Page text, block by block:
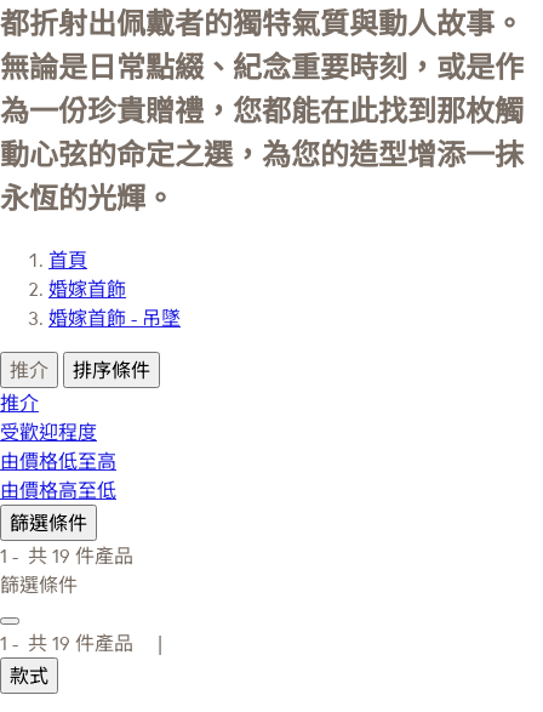
都折射出佩戴者的獨特氣質與動人故事。
無論是日常點綴、紀念重要時刻，或是作
為一份珍貴贈禮，您都能在此找到那枚觸
動心弦的命定之選，為您的造型增添一抹
永恆的光輝。
首頁
婚嫁首飾
婚嫁首飾 - 吊墜
推介
排序條件
推介
受歡迎程度
由價格低至高
由價格高至低
篩選條件
1 - 共 19 件產品
篩選條件
1 - 共 19 件產品 |
款式